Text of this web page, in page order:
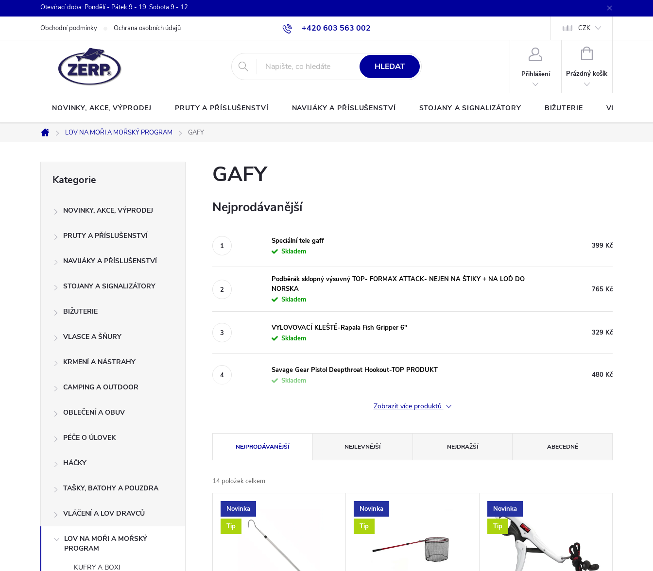
na
Otevírací doba: Pondělí - Pátek 9 - 19, Sobota 9 - 12
+420 603 563 002
Obchodní podmínky Ochrana osobních údajů CZK
HLEDAT
Přihlášení
NÁKUPNÍ
Prázdný košík
NOVINKY, AKCE, VÝPRODEJ PRUTY A PŘÍSLUŠENSTVÍ NAVIJÁKY A PŘÍSLUŠENSTVÍ STOJANY A SIGNALIZÁTORY BIŽUTERIE VLASCE A
Domů
LOV NA MOŘI A MOŘSKÝ PROGRAM GAFY
kategorie
Kategorie
NOVINKY, AKCE, VÝPRODEJ
PRUTY A PŘÍSLUŠENSTVÍ
NAVIJÁKY A PŘÍSLUŠENSTVÍ
STOJANY A SIGNALIZÁTORY
BIŽUTERIE
VLASCE A ŠŇURY
KRMENÍ A NÁSTRAHY
CAMPING A OUTDOOR
OBLEČENÍ A OBUV
PÉČE O ÚLOVEK
HÁČKY
TAŠKY, BATOHY A POUZDRA
VLÁČENÍ A LOV DRAVCŮ
LOV NA MOŘI A MOŘSKÝ
PROGRAM
KUFRY A BOXI
GAFY
Nejprodávanější
Speciální tele gaff
Skladem
399 Kč
Podběrák sklopný výsuvný TOP- FORMAX ATTACK- NEJEN NA ŠTIKY + NA LOĎ DO
NORSKA
Skladem
765 Kč
VYLOVOVACÍ KLEŠTĚ-Rapala Fish Gripper 6"
Skladem
329 Kč
Savage Gear Pistol Deepthroat Hookout-TOP PRODUKT
Skladem
480 Kč
Zobrazit více produktů
a
z
e
n
NEJPRODÁVANĚJŠÍ NEJLEVNĚJŠÍ NEJDRAŽŠÍ ABECEDNĚ
14 položek celkem
V
ý
Novinka
Tip
Novinka
Tip
Novinka
Tip